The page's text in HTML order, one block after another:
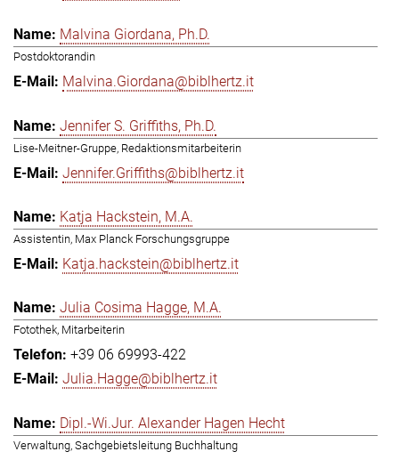
Malvina Giordana, Ph.D.
Postdoktorandin
Malvina.Giordana@biblhertz.it
Jennifer S. Griffiths, Ph.D.
Lise-Meitner-Gruppe, Redaktionsmitarbeiterin
Jennifer.Griffiths@biblhertz.it
Katja Hackstein, M.A.
Assistentin, Max Planck Forschungsgruppe
Katja.hackstein@biblhertz.it
Julia Cosima Hagge, M.A.
Fotothek, Mitarbeiterin
+39 06 69993-422
Julia.Hagge@biblhertz.it
Dipl.-Wi.Jur. Alexander Hagen Hecht
Verwaltung, Sachgebietsleitung Buchhaltung